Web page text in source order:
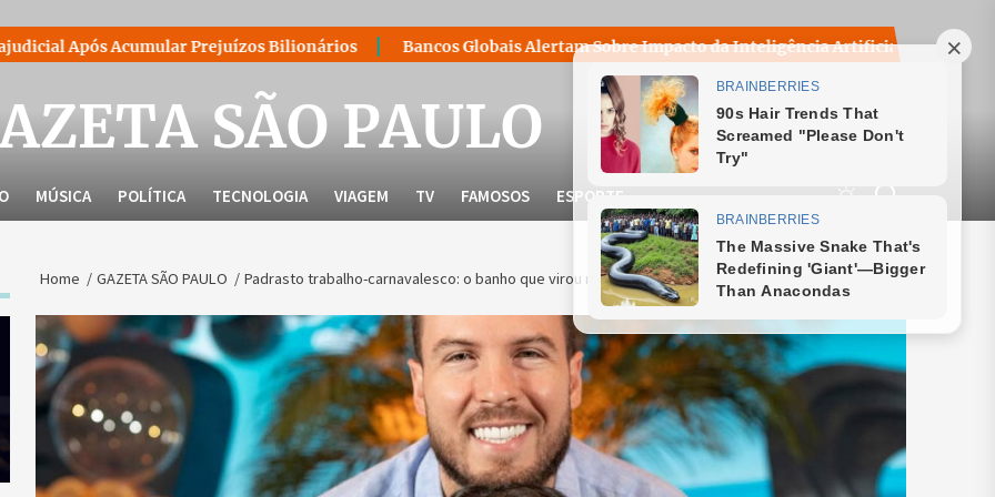
Prejuízos Bilionários Bancos Globais Alertam Sobre Impacto da Inteligência Artificial e Defendem Adaptação dos
SÃO PAULO
MÚSICA POLÍTICA TECNOLOGIA VIAGEM TV FAMOSOS ESPORTE
Home GAZETA SÃO PAULO Padrasto trabalho-carnavalesco: o banho que virou ritual de afeto